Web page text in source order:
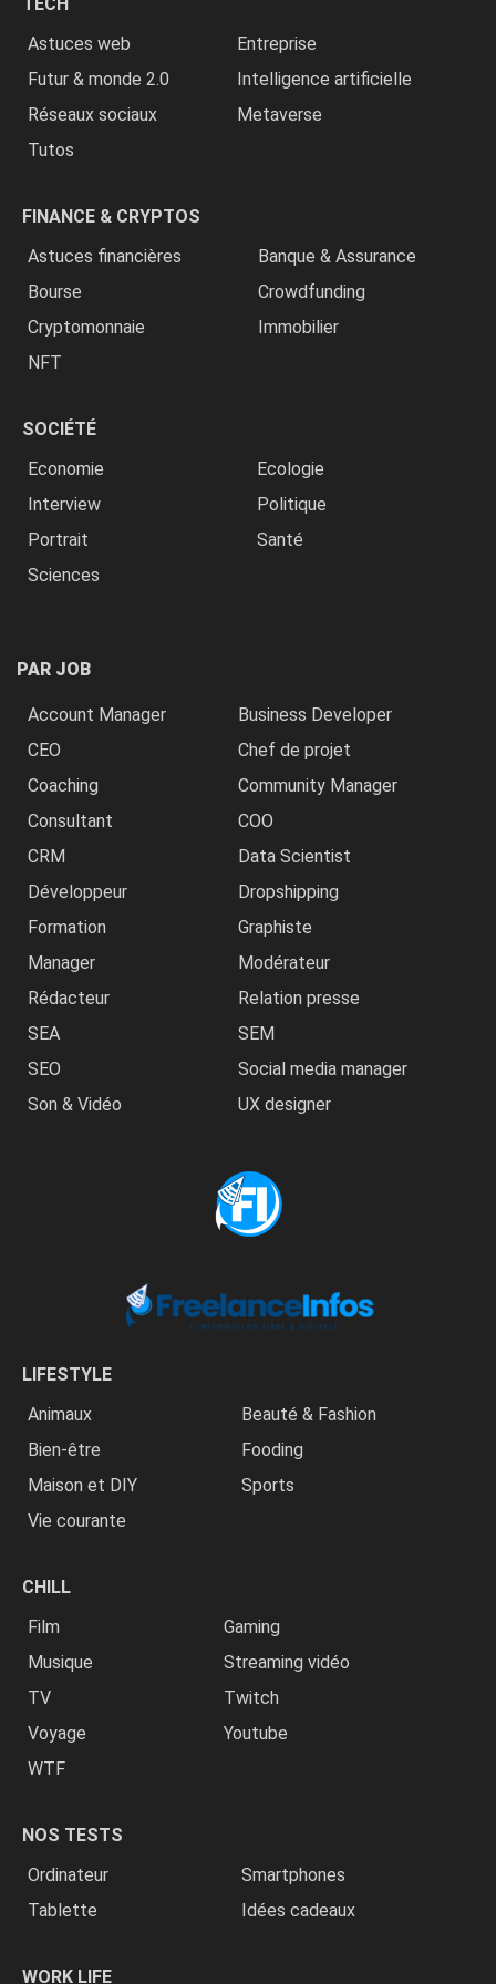
Astuces web
Entreprise
Futur & monde 2.0
Intelligence artificielle
Réseaux sociaux
Metaverse
Tutos
FINANCE & CRYPTOS
Astuces financières
Banque & Assurance
Bourse
Crowdfunding
Cryptomonnaie
Immobilier
NFT
SOCIÉTÉ
Economie
Ecologie
Interview
Politique
Portrait
Santé
Sciences
PAR JOB
Account Manager
Business Developer
CEO
Chef de projet
Coaching
Community Manager
Consultant
COO
CRM
Data Scientist
Développeur
Dropshipping
Formation
Graphiste
Manager
Modérateur
Rédacteur
Relation presse
SEA
SEM
SEO
Social media manager
Son & Vidéo
UX designer
LIFESTYLE
Animaux
Beauté & Fashion
Bien-être
Fooding
Maison et DIY
Sports
Vie courante
CHILL
Film
Gaming
Musique
Streaming vidéo
TV
Twitch
Voyage
Youtube
WTF
NOS TESTS
Ordinateur
Smartphones
Tablette
Idées cadeaux
WORK LIFE